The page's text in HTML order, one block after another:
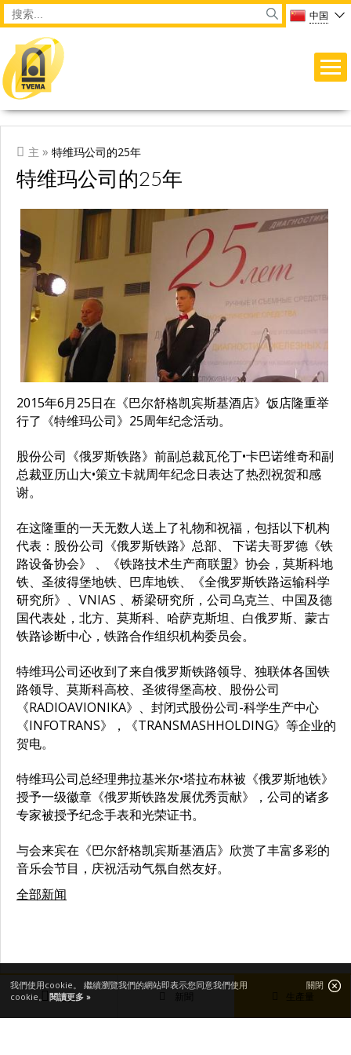
Перейти к основному содержанию
中国
Форма поиска
Main menu
ВЫ ЗДЕСЬ
主 » 特维玛公司的25年
特维玛公司的25年
2015年6月25日在《巴尔舒格凯宾斯基酒店》饭店隆重举
行了《特维玛公司》25周年纪念活动。
股份公司《俄罗斯铁路》前副总裁瓦伦丁•卡巴诺维奇和副
总裁亚历山大•策立卡就周年纪念日表达了热烈祝贺和感
谢。
在这隆重的一天无数人送上了礼物和祝福，包括以下机构
代表：股份公司《俄罗斯铁路》总部、 下诺夫哥罗德《铁
路设备协会》 、《铁路技术生产商联盟》协会，莫斯科地
铁、圣彼得堡地铁、巴库地铁、《全俄罗斯铁路运输科学
研究所》、VNIAS 、桥梁研究所，公司乌克兰、中国及德
国代表处，北方、莫斯科、哈萨克斯坦、白俄罗斯、蒙古
铁路诊断中心，铁路合作组织机构委员会。
特维玛公司还收到了来自俄罗斯铁路领导、独联体各国铁
路领导、莫斯科高校、圣彼得堡高校、股份公司
《RADIOAVIONIKA》、封闭式股份公司-科学生产中心
《INFOTRANS》，《TRANSMASHHOLDING》等企业的
贺电。
特维玛公司总经理弗拉基米尔•塔拉布林被《俄罗斯地铁》
授予一级徽章《俄罗斯铁路发展优秀贡献》，公司的诸多
专家被授予纪念手表和光荣证书。
与会来宾在《巴尔舒格凯宾斯基酒店》欣赏了丰富多彩的
音乐会节目，庆祝活动气氛自然友好。
全部新闻
我們使用cookie。 繼續瀏覽我們的網站即表示您同意我們使用
cookie。閱讀更多 »
關閉
主要 生產量